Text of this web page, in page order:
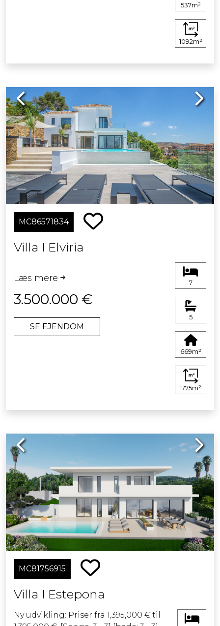
537m²
1092m²
Previous Next
MC86571834
Villa I Elviria
Læs mere
3.500.000 €
SE EJENDOM
7
5
669m²
1775m²
Previous Next
MC81756915
Villa I Estepona
Ny udvikling: Priser fra 1,395,000 € til